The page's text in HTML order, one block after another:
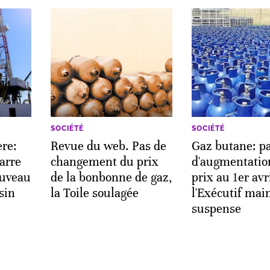
SOCIÉTÉ
Revue du web. Pas de
changement du prix
de la bonbonne de gaz,
la Toile soulagée
SOCIÉTÉ
Gaz butane:
prix au 1er
l'Exécutif
suspense